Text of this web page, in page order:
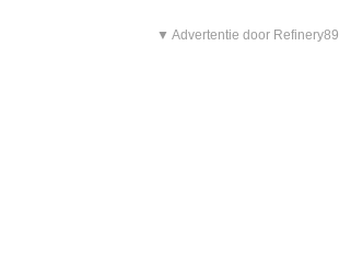
▼ Advertentie door Refinery89